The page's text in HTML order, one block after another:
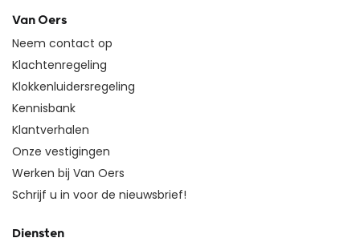
Van Oers
Neem contact op
Klachtenregeling
Klokkenluidersregeling
Kennisbank
Klantverhalen
Onze vestigingen
Werken bij Van Oers
Schrijf u in voor de nieuwsbrief!
Diensten